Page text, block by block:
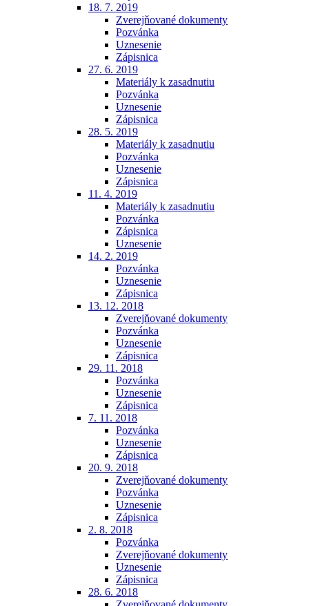
18. 7. 2019
Zverejňované dokumenty
Pozvánka
Uznesenie
Zápisnica
27. 6. 2019
Materiály k zasadnutiu
Pozvánka
Uznesenie
Zápisnica
28. 5. 2019
Materiály k zasadnutiu
Pozvánka
Uznesenie
Zápisnica
11. 4. 2019
Materiály k zasadnutiu
Pozvánka
Zápisnica
Uznesenie
14. 2. 2019
Pozvánka
Uznesenie
Zápisnica
13. 12. 2018
Zverejňované dokumenty
Pozvánka
Uznesenie
Zápisnica
29. 11. 2018
Pozvánka
Uznesenie
Zápisnica
7. 11. 2018
Pozvánka
Uznesenie
Zápisnica
20. 9. 2018
Zverejňované dokumenty
Pozvánka
Uznesenie
Zápisnica
2. 8. 2018
Pozvánka
Zverejňované dokumenty
Uznesenie
Zápisnica
28. 6. 2018